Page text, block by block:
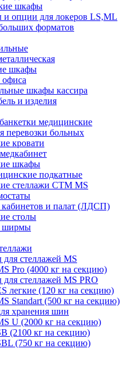
шкафы
и опции для локеров LS,ML
форматов
шкафы
шкафы кассира
и изделия
медицинские
перевозки больных
кровати
шкафы
подкатные
стеллажи CTM MS
кабинетов и палат (ЛДСП)
столы
ширмы
для стеллажей MS
Pro (4000 кг на секцию)
для стеллажей MS PRO
легкие (120 кг на секцию)
Standart (500 кг на секцию)
хранения шин
U (2000 кг на секцию)
(2100 кг на секцию)
(750 кг на секцию)